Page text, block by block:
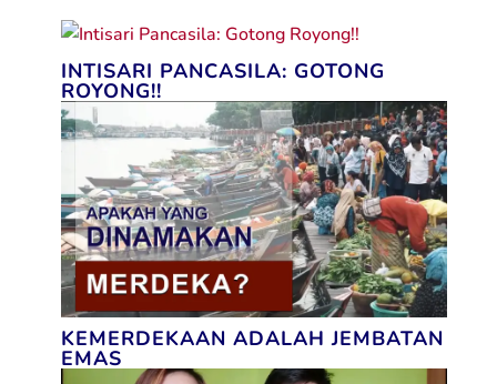
INTISARI PANCASILA: GOTONG
ROYONG!!
KEMERDEKAAN ADALAH JEMBATAN
EMAS